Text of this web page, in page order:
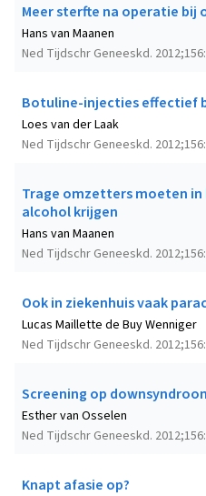
Meer sterfte na operatie bij
Ned Tijdschr Geneeskd.
Hans van Maanen
Botuline-injecties effectief
Ned Tijdschr Geneeskd.
Loes van der Laak
Trage omzetters moeten in
alcohol krijgen
Ned Tijdschr Geneeskd.
Hans van Maanen
Ook in ziekenhuis vaak
Ned Tijdschr Geneeskd.
Lucas Maillette de Buy Wenniger
Screening op
Ned Tijdschr Geneeskd.
Esther van Osselen
Knapt afasie op?